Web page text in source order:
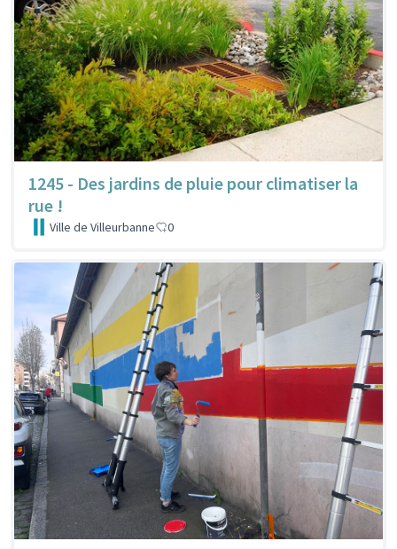
1245 - Des jardins de pluie pour climatiser la
rue !
Ville de Villeurbanne 0